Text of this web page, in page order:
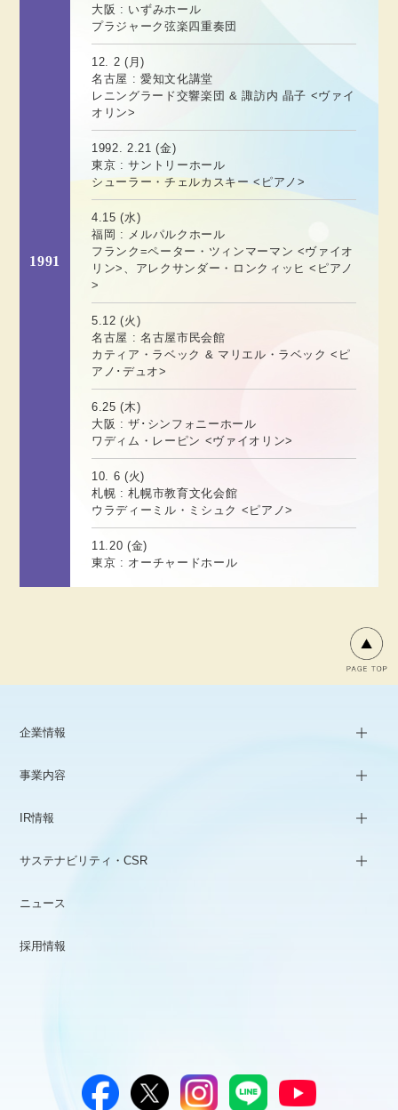
1991
大阪 : いずみホール
プラジャーク弦楽四重奏団
12. 2 (月)
名古屋 : 愛知文化講堂
レニングラード交響楽団 & 諏訪内 晶子 <ヴァイ
オリン>
1992. 2.21 (金)
東京 : サントリーホール
シューラー・チェルカスキー <ピアノ>
4.15 (水)
福岡 : メルパルクホール
フランク=ペーター・ツィンマーマン <ヴァイオ
リン>、アレクサンダー・ロンクィッヒ <ピアノ
>
5.12 (火)
名古屋 : 名古屋市民会館
カティア・ラベック & マリエル・ラベック <ピ
アノ･デュオ>
6.25 (木)
大阪 : ザ･シンフォニーホール
ワディム・レーピン <ヴァイオリン>
10. 6 (火)
札幌 : 札幌市教育文化会館
ウラディーミル・ミシュク <ピアノ>
11.20 (金)
東京 : オーチャードホール
企業情報
事業内容
IR情報
サステナビリティ・CSR
ニュース
採用情報